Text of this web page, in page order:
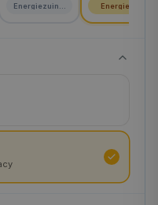
Energiezuinig
Energie A+